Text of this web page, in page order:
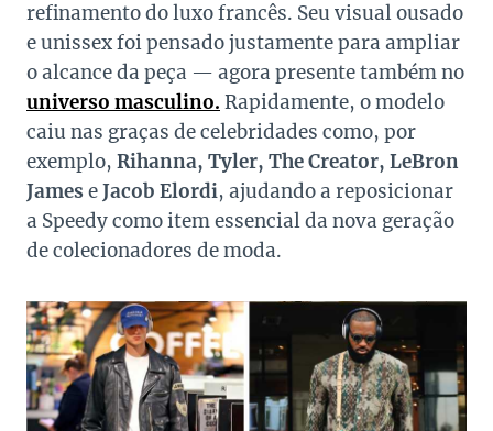
refinamento do luxo francês. Seu visual ousado
e unissex foi pensado justamente para ampliar
o alcance da peça — agora presente também no
universo masculino. Rapidamente, o modelo
caiu nas graças de celebridades como, por
exemplo, Rihanna, Tyler, The Creator, LeBron
James eJacob Elordi, ajudando a reposicionar
a Speedy como item essencial da nova geração
de colecionadores de moda.